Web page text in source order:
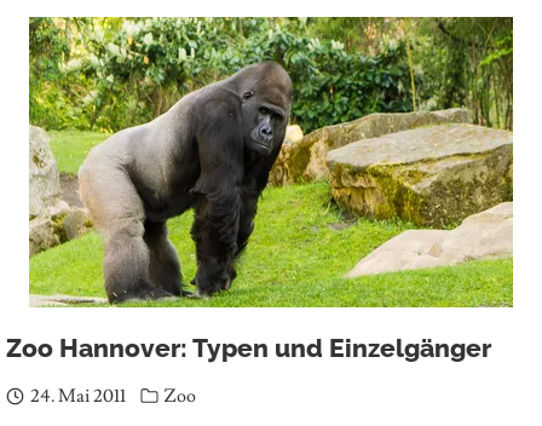
Zoo Hannover: Typen und Einzelgänger
24. Mai 2011 Zoo